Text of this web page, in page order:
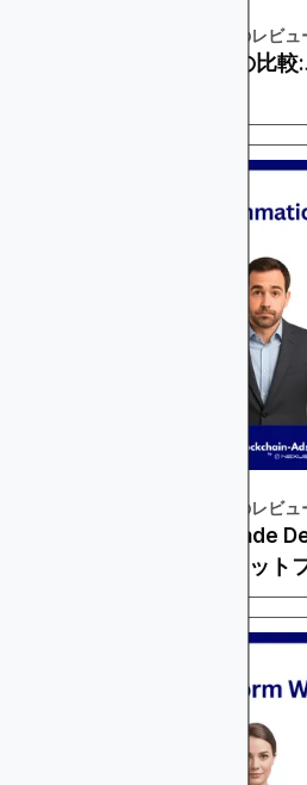
プラットフォームとツールのレビュ
CriteoとGoogle広告の比
プラットフォームとツールのレビュ
StackAdaptとThe Trade
ラマティック広告プラット